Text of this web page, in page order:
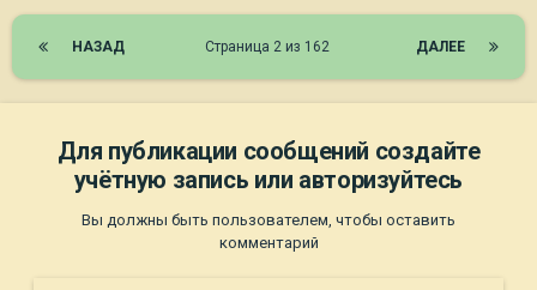
НАЗАД ДАЛЕЕ
Страница 2 из 162
Для публикации сообщений создайте
учётную запись или авторизуйтесь
Вы должны быть пользователем, чтобы оставить
комментарий